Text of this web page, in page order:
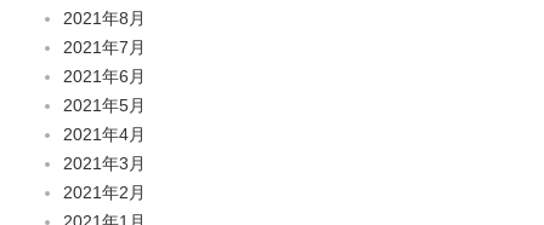
2021年8月
2021年7月
2021年6月
2021年5月
2021年4月
2021年3月
2021年2月
2021年1月